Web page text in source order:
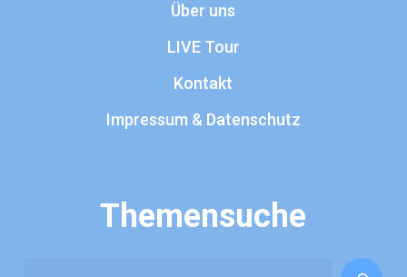
Über uns
LIVE Tour
Kontakt
Impressum & Datenschutz
Themensuche